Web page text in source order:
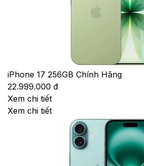
iPhone 17 256GB Chính Hãng
22.999.000 đ
Xem chi tiết
Xem chi tiết